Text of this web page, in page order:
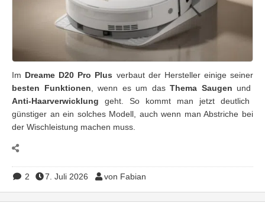
Im Dreame D20 Pro Plus verbaut der Hersteller einige seiner
besten Funktionen , wenn es um dasThema Saugen und
Anti-Haarverwicklung geht. So kommt man jetzt deutlich
günstiger an ein solches Modell, auch wenn man Abstriche bei
der Wischleistung machen muss.
2 7. Juli 2026 von Fabian